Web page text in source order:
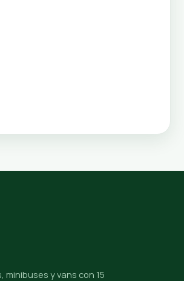
minibuses y vans con 15